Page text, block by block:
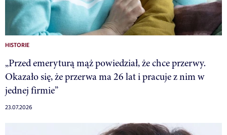
HISTORIE
„Przed emeryturą mąż powiedział, że chce przerwy.
Okazało się, że przerwa ma 26 lat i pracuje z nim w
jednej firmie”
23.07.2026